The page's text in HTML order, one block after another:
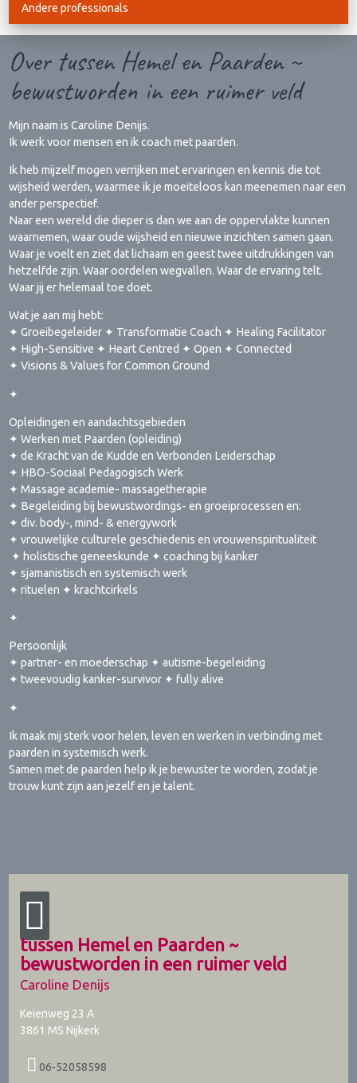
Andere professionals
Over tussen Hemel en Paarden ~
bewustworden in een ruimer veld
Mijn naam is Caroline Denijs.
Ik werk voor mensen en ik coach met paarden.
Ik heb mijzelf mogen verrijken met ervaringen en kennis die tot
wijsheid werden, waarmee ik je moeiteloos kan meenemen naar een
ander perspectief.
Naar een wereld die dieper is dan we aan de oppervlakte kunnen
waarnemen, waar oude wijsheid en nieuwe inzichten samen gaan.
Waar je voelt en ziet dat lichaam en geest twee uitdrukkingen van
hetzelfde zijn. Waar oordelen wegvallen. Waar de ervaring telt.
Waar jij er helemaal toe doet.
Wat je aan mij hebt:
✦ Groeibegeleider ✦ Transformatie Coach ✦ Healing Facilitator
✦ High-Sensitive ✦ Heart Centred ✦ Open ✦ Connected
✦ Visions & Values for Common Ground
✦
Opleidingen en aandachtsgebieden
✦ Werken met Paarden (opleiding)
✦ de Kracht van de Kudde en Verbonden Leiderschap
✦ HBO-Sociaal Pedagogisch Werk
✦ Massage academie- massagetherapie
✦ Begeleiding bij bewustwordings- en groeiprocessen en:
✦ div. body-, mind- & energywork
✦ vrouwelijke culturele geschiedenis en vrouwenspiritualiteit
✦ holistische geneeskunde ✦ coaching bij kanker
✦ sjamanistisch en systemisch werk
✦ rituelen ✦ krachtcirkels
✦
Persoonlijk
✦ partner- en moederschap ✦ autisme-begeleiding
✦ tweevoudig kanker-survivor ✦ fully alive
✦
Ik maak mij sterk voor helen, leven en werken in verbinding met
paarden in systemisch werk.
Samen met de paarden help ik je bewuster te worden, zodat je
trouw kunt zijn aan jezelf en je talent.
tussen Hemel en Paarden ~
bewustworden in een ruimer veld
Caroline Denijs
Keienweg 23 A
3861 MS Nijkerk
06-52058598